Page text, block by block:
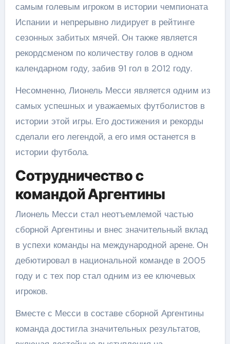
самым голевым игроком в истории чемпионата
Испании и непрерывно лидирует в рейтинге
сезонных забитых мячей. Он также является
рекордсменом по количеству голов в одном
календарном году, забив 91 гол в 2012 году.
Несомненно, Лионель Месси является одним из
самых успешных и уважаемых футболистов в
истории этой игры. Его достижения и рекорды
сделали его легендой, а его имя останется в
истории футбола.
Сотрудничество с
командой Аргентины
Лионель Месси стал неотъемлемой частью
сборной Аргентины и внес значительный вклад
в успехи команды на международной арене. Он
дебютировал в национальной команде в 2005
году и с тех пор стал одним из ее ключевых
игроков.
Вместе с Месси в составе сборной Аргентины
команда достигла значительных результатов,